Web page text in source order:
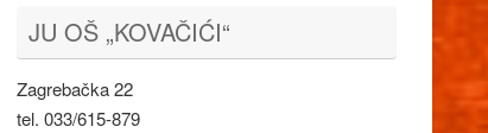
JU OŠ „KOVAČIĆI“
Zagrebačka 22
tel. 033/615-879